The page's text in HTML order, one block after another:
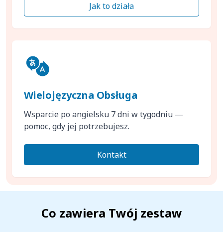
Jak to działa
Wielojęzyczna Obsługa
Wsparcie po angielsku 7 dni w tygodniu —
pomoc, gdy jej potrzebujesz.
Kontakt
Co zawiera Twój zestaw